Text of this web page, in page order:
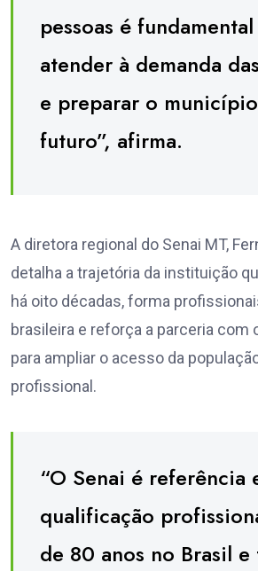
pessoas é
atender à demanda
e preparar o
futuro”, afirma.
A diretora regional do Senai MT,
detalha a trajetória da instituição
há oito décadas, forma
brasileira e reforça a parceria com
para ampliar o acesso da
profissional.
“O Senai é referência
qualificação
de 80 anos no Brasil e